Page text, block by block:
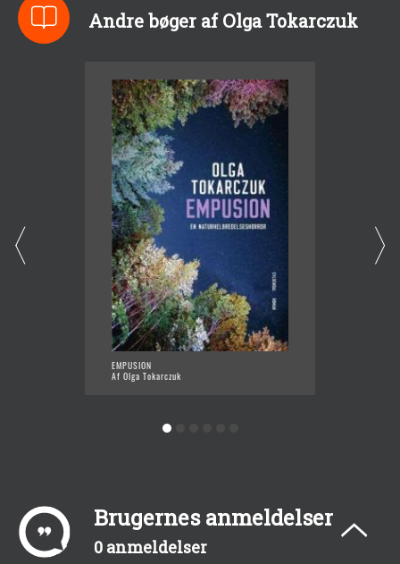
Andre bøger af Olga Tokarczuk
EMPUSION
Af Olga Tokarczuk
Brugernes anmeldelser
0 anmeldelser